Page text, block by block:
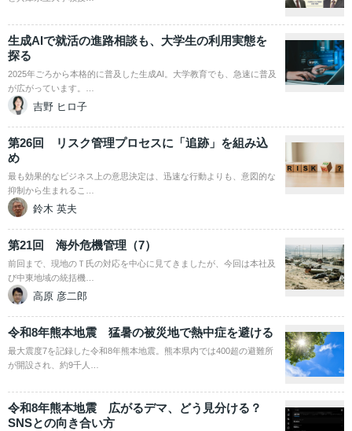
生成AIで就活の進路相談も、大学生の利用実態を
探る
2025年ごろから本格的に普及した生成AI。大学教育でも、急速に普及
が広がっています。…
吉野 ヒロ子
第26回 リスク管理プロセスに「追跡」を組み込
め
最も効果的なビジネス上の意思決定は、迅速な行動よりも、意図的な
抑制から生まれるこ…
鈴木 英夫
第21回 海外危機管理（7）
前回まで、現地のＴ氏の対応を中心に見てきましたが、今回は本社及
び中東地域の統括機…
高原 彦二郎
令和8年熊本地震 猛暑の被災地で熱中症を避ける
最大震度7を記録した令和8年熊本地震。熊本県内では400超の避難所
が開設され、約9千人…
令和8年熊本地震 広がるデマ、どう見分ける？
SNSとの向き合い方